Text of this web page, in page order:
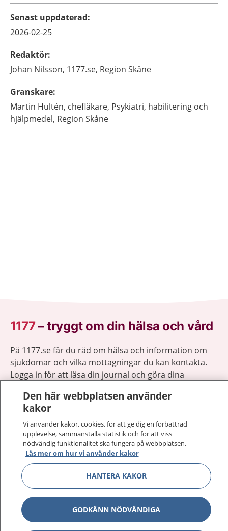
Senast uppdaterad:
2026-02-25
Redaktör:
Johan Nilsson, 1177.se, Region Skåne
Granskare:
Martin Hultén, chefläkare, Psykiatri, habilitering och
hjälpmedel, Region Skåne
1177–tryggt om din hälsa och vård
På 1177.se får du råd om hälsa och information om
sjukdomar och vilka mottagningar du kan kontakta.
Logga in för att läsa din journal och göra dina
sjukvårdsrådgivning dygnet runt.
1177 ger dig råd när du vill må bättre.
1177 på flera språk Visa
Om 1177 Visa
Den här webbplatsen använder
kakor
Vi använder kakor, cookies, för att ge dig en förbättrad
upplevelse, sammanställa statistik och för att viss
nödvändig funktionalitet ska fungera på webbplatsen.
Läs mer om hur vi använder kakor
HANTERA KAKOR
GODKÄNN NÖDVÄNDIGA